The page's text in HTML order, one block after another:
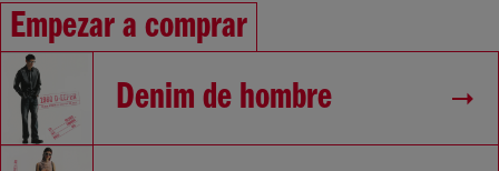
Empezar a comprar
Denim de hombre